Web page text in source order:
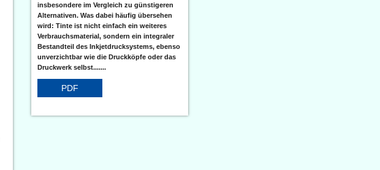
insbesondere im Vergleich zu günstigeren
Alternativen. Was dabei häufig übersehen
wird: Tinte ist nicht einfach ein weiteres
Verbrauchsmaterial, sondern ein integraler
Bestandteil des Inkjetdrucksystems, ebenso
unverzichtbar wie die Druckköpfe oder das
Druckwerk selbst.......
PDF